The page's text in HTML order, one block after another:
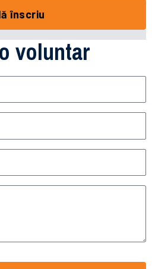
înscriu
voluntar